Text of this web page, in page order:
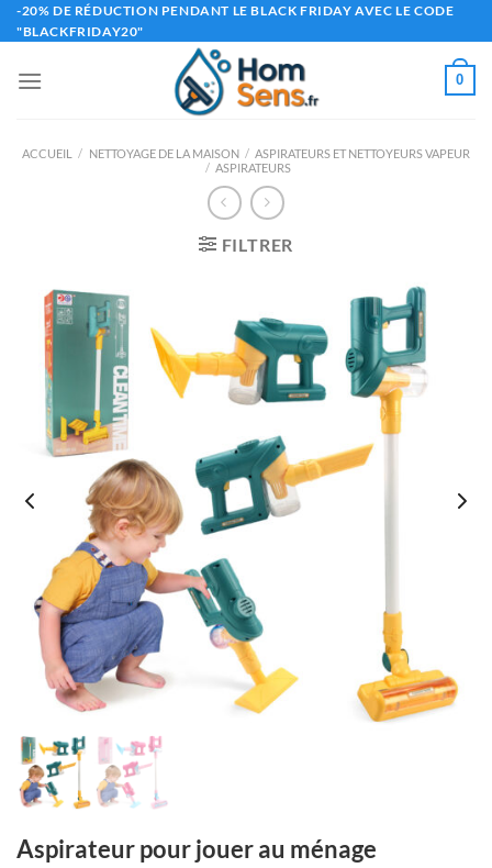
Passer
au
-20% DE RÉDUCTION PENDANT LE BLACK FRIDAY AVEC LE CODE
"BLACKFRIDAY20"
0
ACCUEIL / NETTOYAGE DE LA MAISON / ASPIRATEURS ET NETTOYEURS VAPEUR
/ ASPIRATEURS
FILTRER
Aspirateur pour jouer au ménage